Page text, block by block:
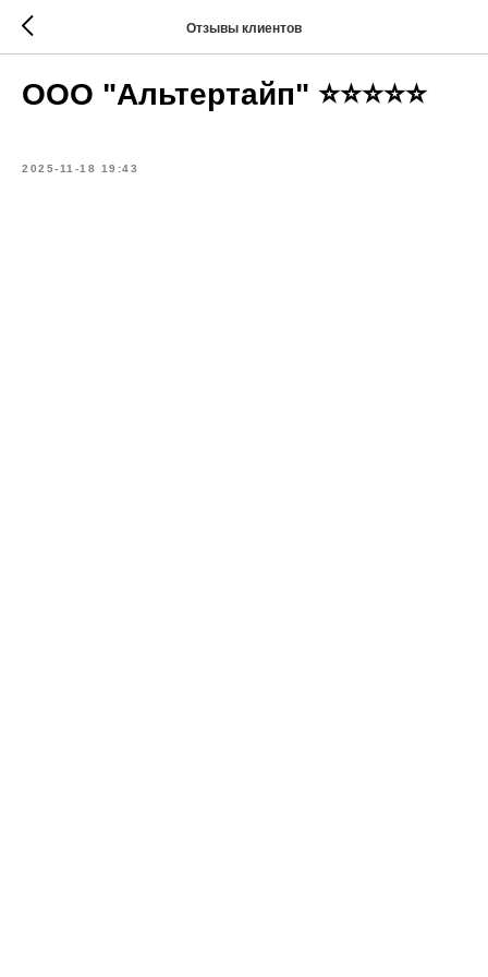
Отзывы клиентов
ООО "Альтертайп" ⭐⭐⭐⭐⭐
2025-11-18 19:43